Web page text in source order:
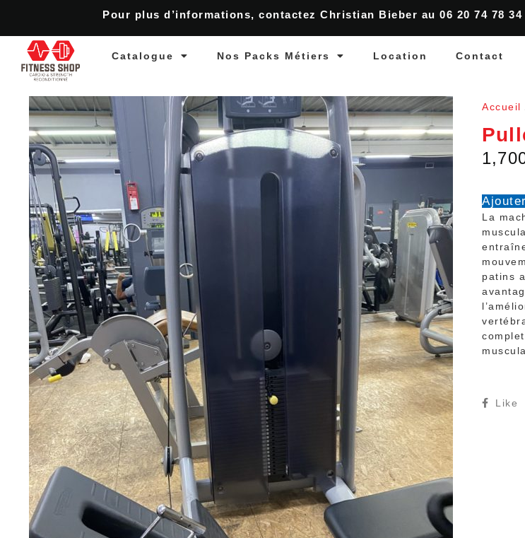
Pour plus d’informations, contactez Christian Bieber au 06 20 74 78
Catalogue Nos Packs Métiers Location Contact
Accueil
La
patins
Like